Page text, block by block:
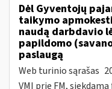
Dėl Gyventojų
taikymo
naudą darbdavio
papildomo
paslaugą
Web turinio sąrašas
VMI prie FM,